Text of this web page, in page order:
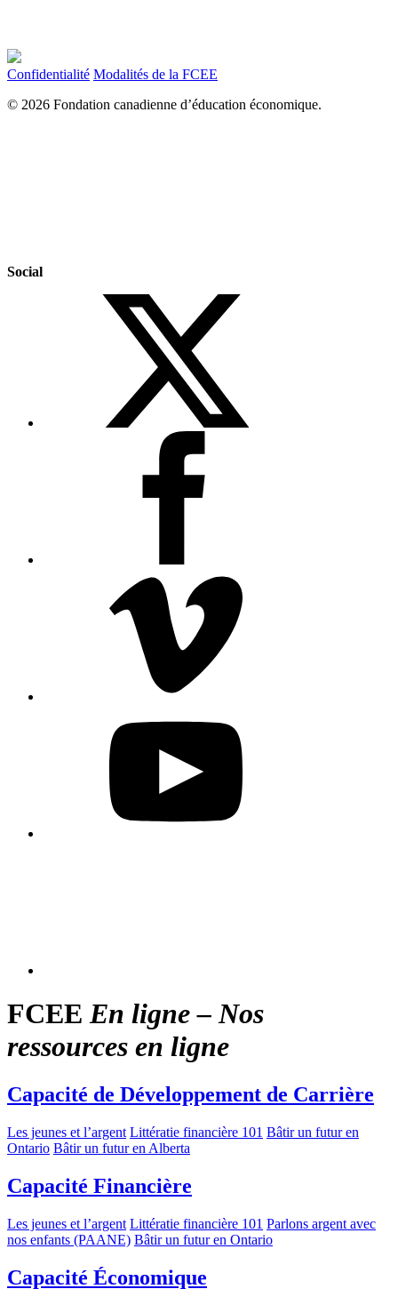
Confidentialité Modalités de la FCEE
© 2026 Fondation canadienne d’éducation économique.
Social
FCEEEn ligne – Nos
ressources en ligne
Capacité de Développement de Carrière
Les jeunes et l’argent Littératie financière 101 Bâtir un futur en
Ontario Bâtir un futur en Alberta
Capacité Financière
Les jeunes et l’argent Littératie financière 101 Parlons argent avec
nos enfants (PAANE) Bâtir un futur en Ontario
Capacité Économique